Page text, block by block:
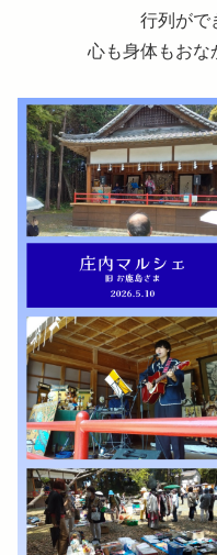
行列がで
心も身体もおな